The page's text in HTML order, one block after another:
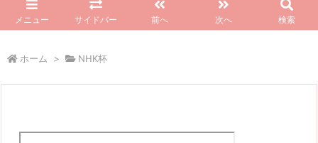
メニュー サイドバー 前へ 次へ 検索
ホーム > NHK杯